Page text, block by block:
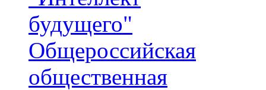
будущего"
Общероссийская
общественная